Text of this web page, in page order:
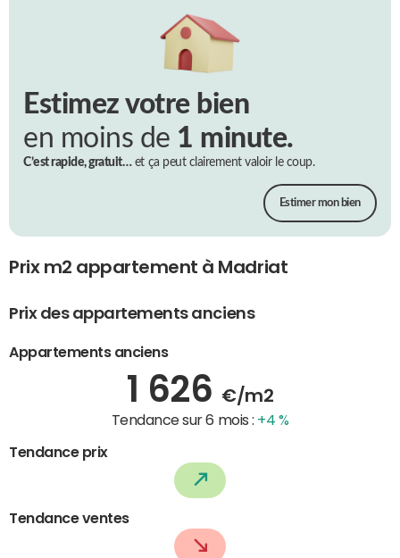
Estimez votre bien
en moins de 1 minute.
C’est rapide, gratuit…et ça peut clairement valoir le coup.
Estimer mon bien
Prix m2 appartement à Madriat
Prix des appartements anciens
Appartements anciens
1 626 €/m2
Tendance sur 6 mois : +4 %
Tendance prix
Tendance ventes